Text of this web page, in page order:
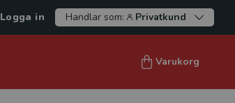
Logga in Handlar som: Privatkund
Varukorg